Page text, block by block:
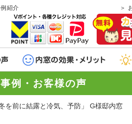
紹介
例・お客様の声
を前に結露と冷気、予防」 G様邸内窓